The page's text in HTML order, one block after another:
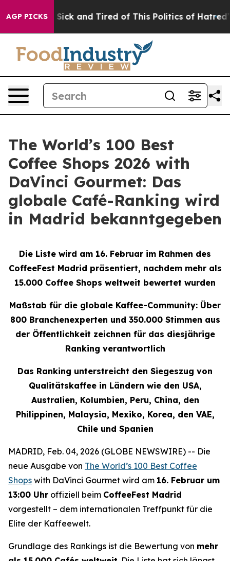
AGP PICKS
Are Sick and Tired of This Politics of Hatred” The
The World’s 100 Best
Coffee Shops 2026 with
DaVinci Gourmet: Das
globale Café-Ranking wird
in Madrid bekanntgegeben
Die Liste wird am 16. Februar im Rahmen des
CoffeeFest Madrid präsentiert, nachdem mehr als
15.000 Coffee Shops weltweit bewertet wurden
Maßstab für die globale Kaffee-Community: Über
800 Branchenexperten und 350.000 Stimmen aus
der Öffentlichkeit zeichnen für das diesjährige
Ranking verantwortlich
Das Ranking unterstreicht den Siegeszug von
Qualitätskaffee in Ländern wie den USA,
Australien, Kolumbien, Peru, China, den
Philippinen, Malaysia, Mexiko, Korea, den VAE,
Chile und Spanien
MADRID, Feb. 04, 2026 (GLOBE NEWSWIRE) -- Die
neue Ausgabe von The World’s 100 Best Coffee
Shops with DaVinci Gourmet wird am 16. Februar um
13:00 Uhr offiziell beim CoffeeFest Madrid
vorgestellt – dem internationalen Treffpunkt für die
Elite der Kaffeewelt.
Grundlage des Rankings ist die Bewertung von mehr